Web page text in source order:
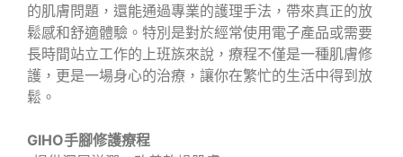
的肌膚問題，還能通過專業的護理手法，帶來真正的放
鬆感和舒適體驗。特別是對於經常使用電子產品或需要
長時間站立工作的上班族來說，療程不僅是一種肌膚修
護，更是一場身心的治療，讓你在繁忙的生活中得到放
鬆。
GIHO手腳修護療程